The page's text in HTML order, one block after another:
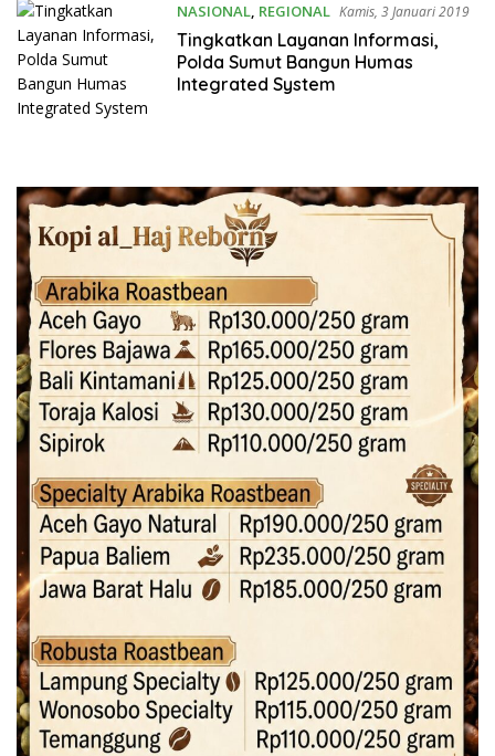
NASIONAL, REGIONAL Kamis, 3 Januari 2019
Tingkatkan Layanan Informasi,
Polda Sumut Bangun Humas
Integrated System